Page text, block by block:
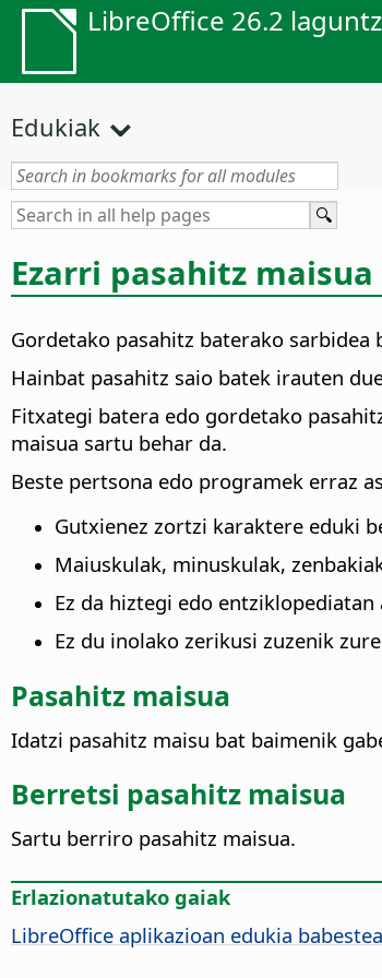
LibreOffice 26.2
Edukiak
Ezarri pasahitz maisua
Gordetako pasahitz baterako
Hainbat pasahitz saio batek irauten
Fitxategi batera edo gordetako
maisua sartu behar da.
Beste pertsona edo programek erraz
Gutxienez zortzi karaktere eduki
Maiuskulak, minuskulak,
Ez da hiztegi edo entziklopediatan
Ez du inolako zerikusi zuzenik
Pasahitz maisua
Idatzi pasahitz maisu bat baimenik
Berretsi pasahitz maisua
Sartu berriro pasahitz maisua.
Erlazionatutako gaiak
LibreOffice aplikazioan edukia babestea